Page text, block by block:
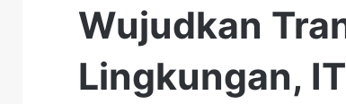
Wujudkan
Lingkungan,